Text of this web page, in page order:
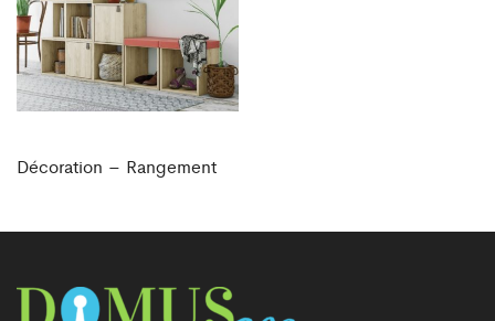
Décoration – Rangement